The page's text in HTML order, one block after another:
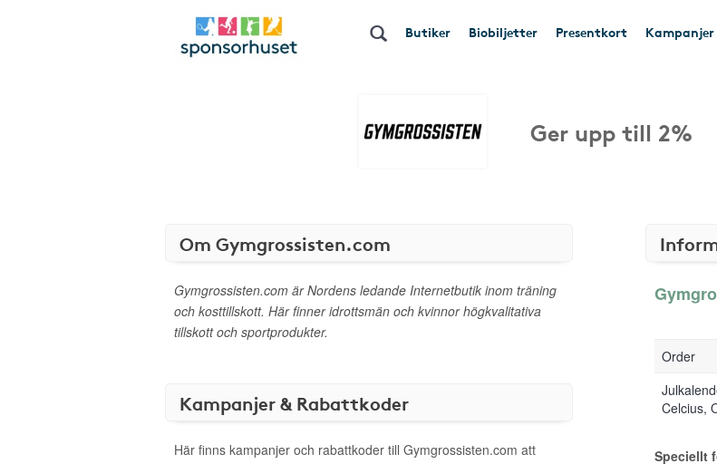
Butiker Biobiljetter Presentkort Kampanjer
Ger upp till 2%
Om Gymgrossisten.com
Gymgrossisten.com är Nordens ledande Internetbutik inom träning
och kosttillskott. Här finner idrottsmän och kvinnor högkvalitativa
tillskott och sportprodukter.
Kampanjer & Rabattkoder
Här finns kampanjer och rabattkoder till Gymgrossisten.com att
Order
Celcius,
Speciellt